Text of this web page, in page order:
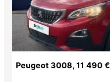
Peugeot 3008, 11 490 €